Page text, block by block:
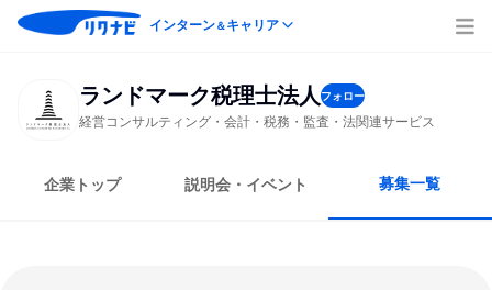
インターン＆キャリア
ランドマーク税理士法人 フォロー
経営コンサルティング・会計・税務・監査・法関連サービス
企業トップ 説明会・イベント 募集一覧